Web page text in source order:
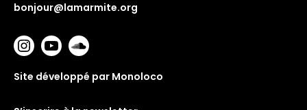
bonjour@lamarmite.org
Site développé par Monoloco